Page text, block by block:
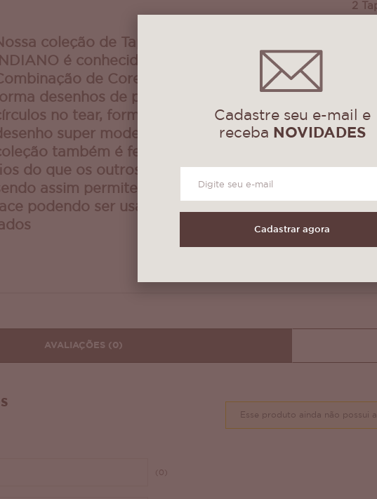
coleção de Tapetes
INDIANO é conhecida pela
de Cores, sua trama
desenhos de pequenos
no tear, formando um
super moderno. Essa
também é feita com mais
do que os outros modelos,
assim permite ser dupla
podendo ser usado dos dois
2
AVALIAÇÕES (0)
(0)
Esse produto ainda não possui
Cadastre seu e-mail e
receba NOVIDADES
Cadastrar agora